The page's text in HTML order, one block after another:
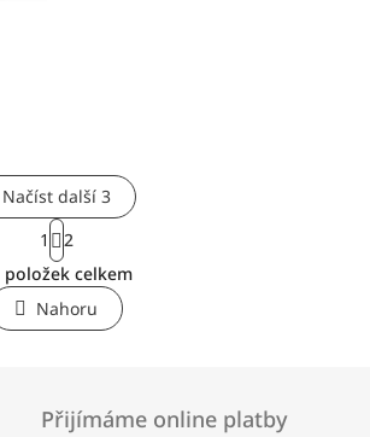
O
v
l
á
í
Načíst další 3
S
t
r
á
n
k
n
1
2
položek celkem
Nahoru
Přijímáme online platby